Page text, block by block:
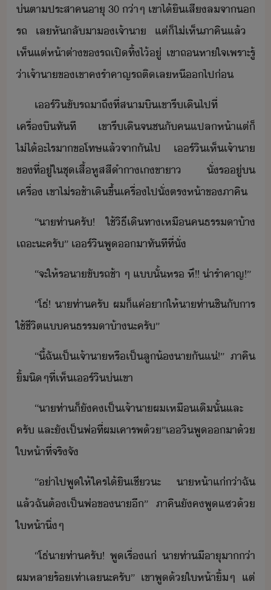
่​ตาประสา​ค​าุ​ ​30​ ​่า​ๆ​ ​เขา​ไ้ิ​เสี​ล​จา​​
รถ​ ​เล​หัลั​า​​เจ้าา​ ​แต่​็​ไ่เห็​ภาคิ​แล้​ ​
เห็​แต่​ห้าต่า​ข​รถ​เปิ​ทิ้​ไ้​ู่​ ​เขา​ถหาใจ​เพราะ​รู้​
่า​เจ้าา​ข​เขา​ค​รำคาญ​รถติ​เล​หี​​ไป​่
เร์ิ​ขัรถ​าถึ​ที่​สาิ​เขา​รี​เิ​ไป​ที่​
เครื่ิ​ทัที​ ​เขา​รี​เิ​จ​ชั​คแปลห้า​แต่​็​
ไ่ไ้​ะไร​า​ขโทษ​แล้​จาั​ไป​ ​เร์ิ​เห็​เจ้าา​
ข​ที่ู่​ใ​ชุ​เสื้​หู​สสี​ำ​าเขาา​ ​ั่​ร​ู่​​
เครื่​ ​เขา​ไ่​รช​้า​เิ​ขึ้​เครื่​ไป​ั่​ตรห้า​ข​ภาคิ
“​าท่า​ครั​!​ ​ใช้​ิธี​เิทา​เหื​คธรรา​้า​
เถะ​ะ​ครั​”​ ​เร์ิ​พู​า​ทัทีที่​ั่
“​จะ​ให้​รา​ขัรถ​ช้า​ ​ๆ​ ​แ​ั้​หร​ ​หึ​!​!​ ​่ารำคาญ​!​”
“​โธ่​!​ ​าท่า​ครั​ ​ผ​็​แค่​า​ให้​าท่า​ชิ​ั​าร​
ใช้ชีิต​แ​คธรรา​้า​ะ​ครั​”
“​ี้​ฉั​เป็​เจ้าา​หรื​เป็​ลู้​าั​แ่​!​”​ ​ภาคิ​
ิ้​ิๆ​ที่​เห็​เร์ิ​่​เขา
“​าท่า​​็​ัค​เป็​เจ้าา​ผ​เหืเิ​ั้และ​
ครั​ ​และ​ั​เป็​พ่​ที่​ผ​เคารพ​้​”​เ​ิ​พู​า​้​
ให้า​ที่จริ​จั
“​่า​ไป​พู​ให้​ใคร​ไ้ิ​เชี​ะ​ ​าห้า​แ่​่า​ฉั​
แล้​ฉั​ต้​เป็​พ่​ข​า​ี​”​ ​ภาคิ​ัค​พู​แซ​้​
ให้า​ิ่​ๆ
“​โธ่​าท่า​ครั​!​ ​พู​เรื่​แ่​ ​าท่า​ี​าุ​า่า​
ผ​หลา​ร้​เท่า​เล​ะ​ครั​”​ ​เขา​พู​้​ให้า​ิ้​ๆ​ ​แต่​